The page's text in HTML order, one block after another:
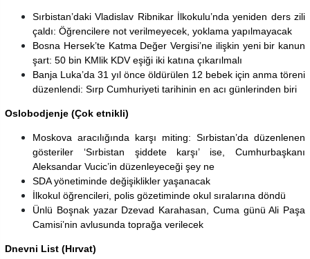
Sırbistan’daki Vladislav Ribnikar İlkokulu’nda yeniden ders zili
çaldı: Öğrencilere not verilmeyecek, yoklama yapılmayacak
Bosna Hersek’te Katma Değer Vergisi’ne ilişkin yeni bir kanun
şart: 50 bin KMlik KDV eşiği iki katına çıkarılmalı
Banja Luka’da 31 yıl önce öldürülen 12 bebek için anma töreni
düzenlendi: Sırp Cumhuriyeti tarihinin en acı günlerinden biri
Oslobodjenje (Çok etnikli)
Moskova aracılığında karşı miting: Sırbistan’da düzenlenen
gösteriler ‘Sırbistan şiddete karşı’ ise, Cumhurbaşkanı
Aleksandar Vucic’in düzenleyeceği şey ne
SDA yönetiminde değişiklikler yaşanacak
İlkokul öğrencileri, polis gözetiminde okul sıralarına döndü
Ünlü Boşnak yazar Dzevad Karahasan, Cuma günü Ali Paşa
Camisi’nin avlusunda toprağa verilecek
Dnevni List (Hırvat)